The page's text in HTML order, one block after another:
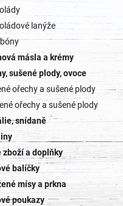
lanýže
másla a krémy
sušené plody, ovoce
ořechy a sušené plody
ořechy a sušené plody
snídaně
zboží a doplňky
balíčky
mísy a prkna
poukazy